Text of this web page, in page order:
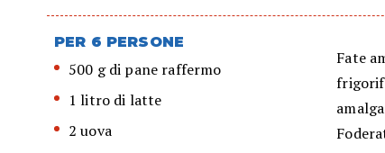
PER 6 PERSONE
500 g di pane raffermo
1 litro di latte
2 uova
Fate